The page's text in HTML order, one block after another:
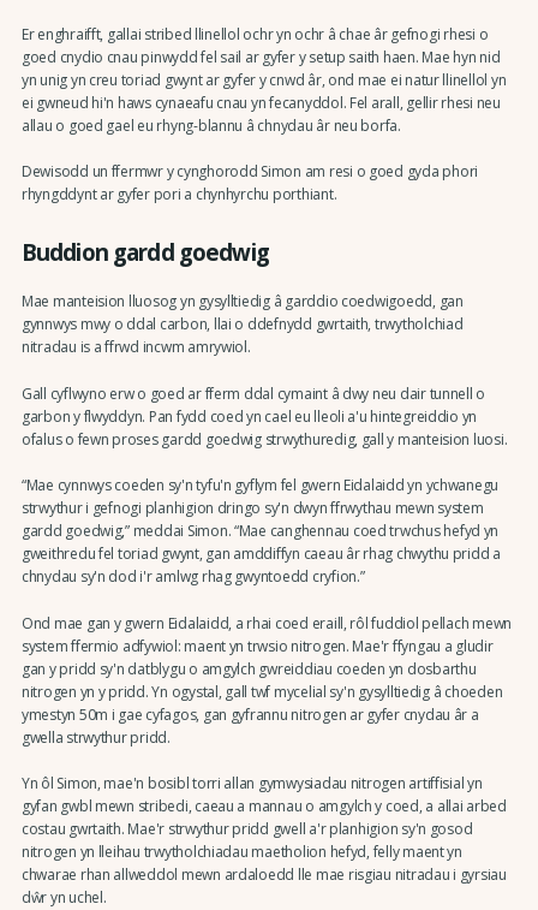
Er enghraifft, gallai stribed llinellol ochr yn ochr â chae âr gefnogi rhesi o
goed cnydio cnau pinwydd fel sail ar gyfer y setup saith haen. Mae hyn nid
yn unig yn creu toriad gwynt ar gyfer y cnwd âr, ond mae ei natur llinellol yn
ei gwneud hi'n haws cynaeafu cnau yn fecanyddol. Fel arall, gellir rhesi neu
allau o goed gael eu rhyng-blannu â chnydau âr neu borfa.
Dewisodd un ffermwr y cynghorodd Simon am resi o goed gyda phori
rhyngddynt ar gyfer pori a chynhyrchu porthiant.
Buddion gardd goedwig
Mae manteision lluosog yn gysylltiedig â garddio coedwigoedd, gan
gynnwys mwy o ddal carbon, llai o ddefnydd gwrtaith, trwytholchiad
nitradau is a ffrwd incwm amrywiol.
Gall cyflwyno erw o goed ar fferm ddal cymaint â dwy neu dair tunnell o
garbon y flwyddyn. Pan fydd coed yn cael eu lleoli a'u hintegreiddio yn
ofalus o fewn proses gardd goedwig strwythuredig, gall y manteision luosi.
“Mae cynnwys coeden sy'n tyfu'n gyflym fel gwern Eidalaidd yn ychwanegu
strwythur i gefnogi planhigion dringo sy'n dwyn ffrwythau mewn system
gardd goedwig,” meddai Simon. “Mae canghennau coed trwchus hefyd yn
gweithredu fel toriad gwynt, gan amddiffyn caeau âr rhag chwythu pridd a
chnydau sy'n dod i'r amlwg rhag gwyntoedd cryfion.”
Ond mae gan y gwern Eidalaidd, a rhai coed eraill, rôl fuddiol pellach mewn
system ffermio adfywiol: maent yn trwsio nitrogen. Mae'r ffyngau a gludir
gan y pridd sy'n datblygu o amgylch gwreiddiau coeden yn dosbarthu
nitrogen yn y pridd. Yn ogystal, gall twf mycelial sy'n gysylltiedig â choeden
ymestyn 50m i gae cyfagos, gan gyfrannu nitrogen ar gyfer cnydau âr a
gwella strwythur pridd.
Yn ôl Simon, mae'n bosibl torri allan gymwysiadau nitrogen artiffisial yn
gyfan gwbl mewn stribedi, caeau a mannau o amgylch y coed, a allai arbed
costau gwrtaith. Mae'r strwythur pridd gwell a'r planhigion sy'n gosod
nitrogen yn lleihau trwytholchiadau maetholion hefyd, felly maent yn
chwarae rhan allweddol mewn ardaloedd lle mae risgiau nitradau i gyrsiau
dŵr yn uchel.